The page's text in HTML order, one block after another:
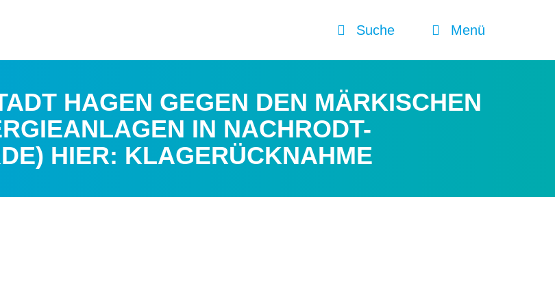
Suche Menü
HAGEN GEGEN DEN MÄRKISCHEN
IN NACHRODT-
HIER: KLAGERÜCKNAHME